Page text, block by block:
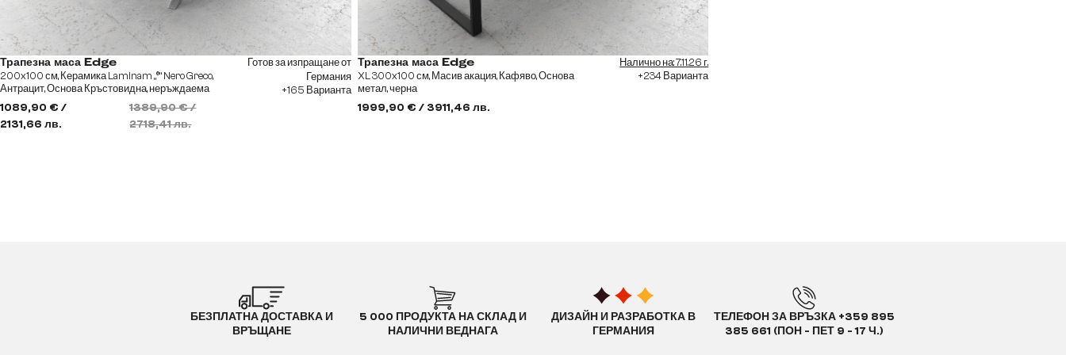
Трапезна маса Edge
200x100 см, Керамика Laminam „®“ Nero Greco,
Антрацит, Основа Кръстовидна, неръждаема
1089,90 € /
2131,66 лв.
1389,90 € /
2718,41 лв.
Готов за изпращане от
Германия
+165 Варианта
Трапезна маса Edge
XL 300x100 см, Масив акация, Кафяво, Основа
метал, черна
1999,90 € / 3911,46 лв.
Налично на: 7.11.26 г.
+234 Варианта
БЕЗПЛАТНА ДОСТАВКА И
ВРЪЩАНЕ
5 000 ПРОДУКТА НА СКЛАД И
НАЛИЧНИ ВЕДНАГА
ДИЗАЙН И РАЗРАБОТКА В
ГЕРМАНИЯ
ТЕЛЕФОН ЗА ВРЪЗКА +359 895
385 661 (ПОН - ПЕТ 9 - 17 Ч.)